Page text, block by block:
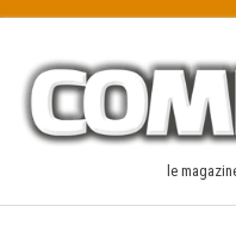
content
le